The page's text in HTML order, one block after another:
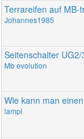
Terrareifen auf MB-
Johannes1985
Seitenschalter
Mb evolution
Wie kann man
lampl